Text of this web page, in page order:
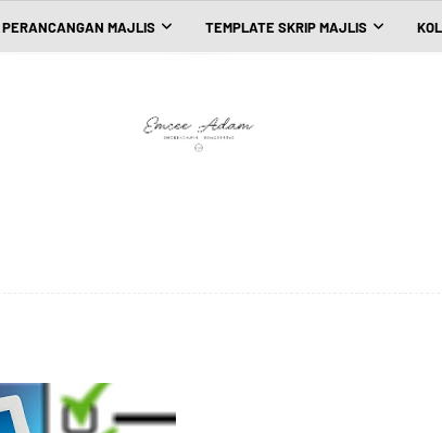
MAJLIS TEMPLATE SKRIP MAJLIS